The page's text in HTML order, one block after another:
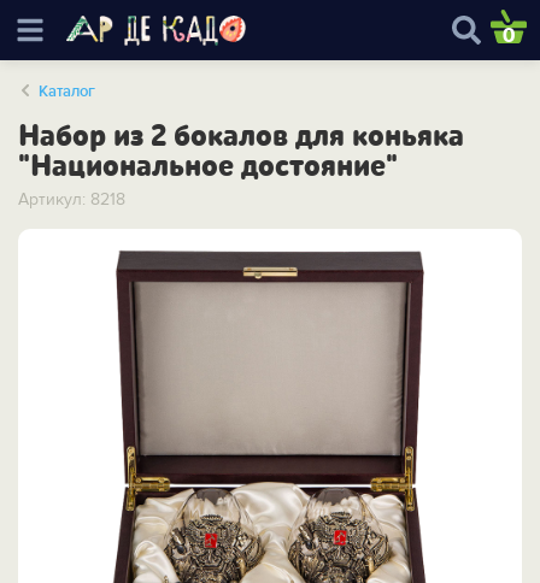
0
Каталог
Набор из 2 бокалов для коньяка
"Национальное достояние"
Артикул: 8218